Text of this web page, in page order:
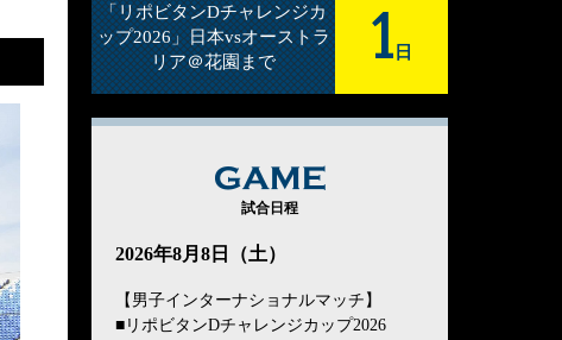
「リポビタンDチャレンジカ
ップ2026」日本vsオーストラ
リア＠花園まで
1 日
GAME
試合日程
2026年8月8日（土）
【男子インターナショナルマッチ】
■リポビタンDチャレンジカップ2026